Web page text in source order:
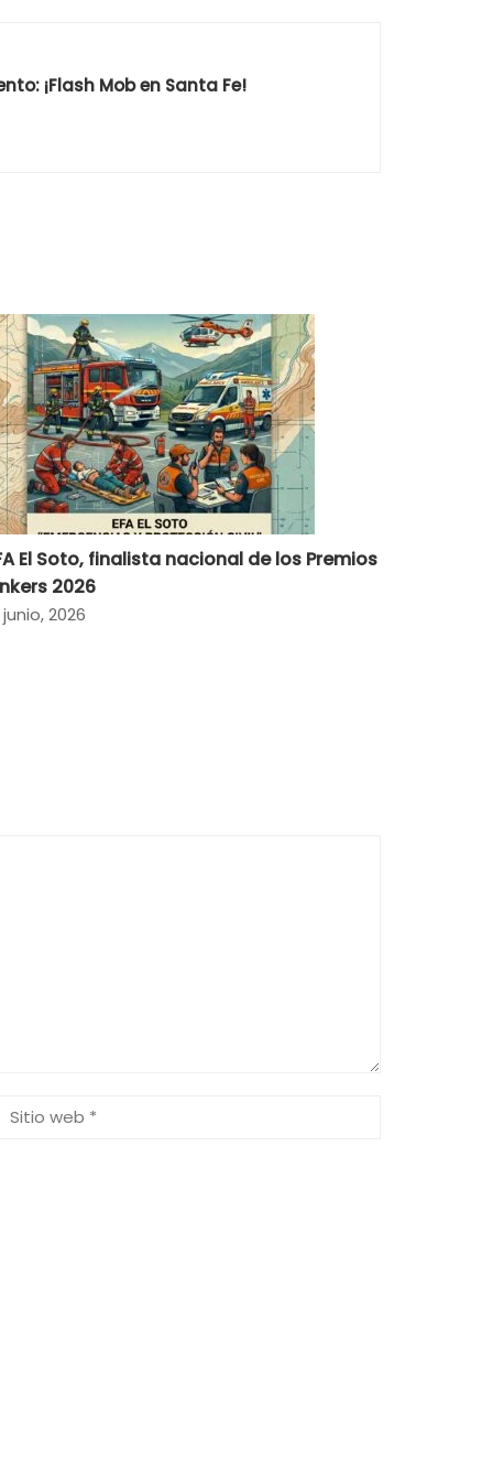
¡Flash Mob en Santa Fe!
El Soto, finalista nacional de los Premios
2026
junio, 2026